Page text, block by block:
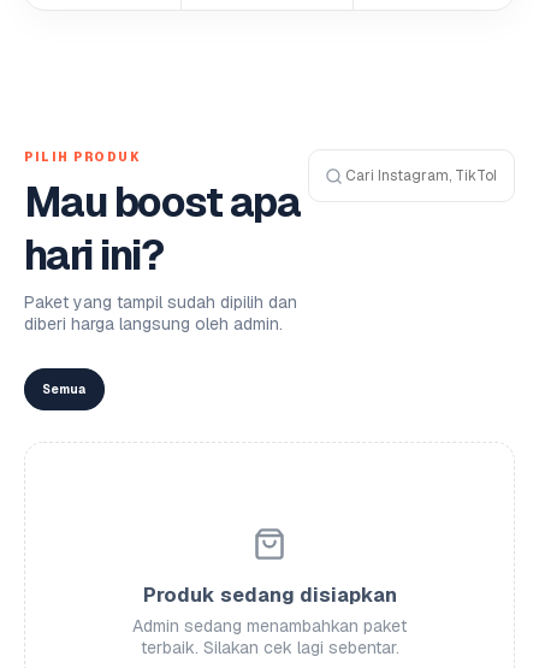
PILIH PRODUK
Mau boost apa
hari ini?
Paket yang tampil sudah dipilih dan
diberi harga langsung oleh admin.
Semua
Produk sedang disiapkan
Admin sedang menambahkan paket
terbaik. Silakan cek lagi sebentar.